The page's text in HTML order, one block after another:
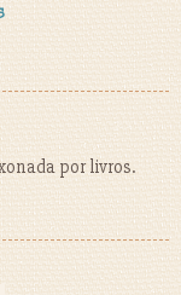
por livros.